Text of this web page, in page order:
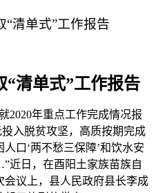
“清单式”工作报告
“清单式”工作报告
年重点工作完成情况报
入脱贫攻坚，高质按期完成
口‘两不愁三保障’和饮水安
日，在酉阳土家族苗族自
议上，县人民政府县长李成